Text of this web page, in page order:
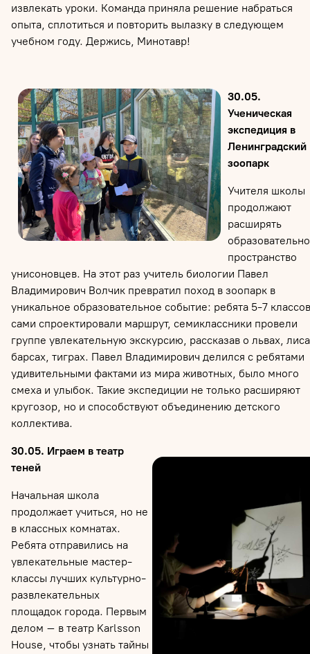
извлекать уроки. Команда приняла решение набраться
опыта, сплотиться и повторить вылазку в следующем
учебном году. Держись, Минотавр!
30.05.
Ученическая
экспедиция в
Ленинградский
зоопарк
Учителя школы
продолжают
расширять
пространство
унисоновцев. На этот раз учитель биологии Павел
Владимирович Волчик превратил поход в зоопарк в
уникальное образовательное событие: ребята 5-7 классов
сами спроектировали маршрут, семиклассники провели
группе увлекательную экскурсию, рассказав о львах,
барсах, тиграх. Павел Владимирович делился с ребятами
удивительными фактами из мира животных, было много
смеха и улыбок. Такие экспедиции не только расширяют
кругозор, но и способствуют объединению детского
коллектива.
30.05. Играем в театр
теней
Начальная школа
продолжает учиться, но не
в классных комнатах.
Ребята отправились на
увлекательные мастер-
классы лучших культурно-
развлекательных
площадок города. Первым
делом – в театр Karlsson
House, чтобы узнать тайны